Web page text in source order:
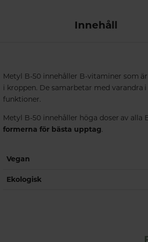
Innehåll
Metyl B-50 innehåller B-vitaminer som
i kroppen. De samarbetar med
funktioner.
Metyl B-50 innehåller höga doser av
formerna för bästa upptag.
Vegan
Ekologisk